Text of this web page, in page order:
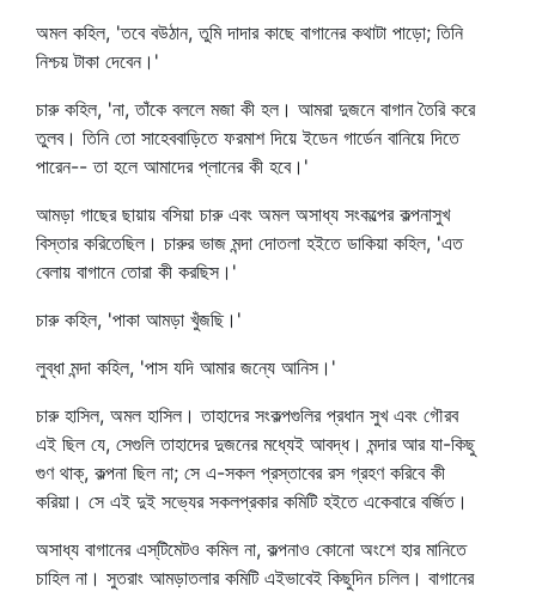
অমল কহিল, 'তবে বউঠান, তুমি দাদার কাছে বাগানের কথাটা পাড়ো; তিনি
নিশ্চয় টাকা দেবেন।'
চারু কহিল, 'না, তাঁকে বললে মজা কী হল। আমরা দুজনে বাগান তৈরি করে
তুলব। তিনি তো সাহেববাড়িতে ফরমাশ দিয়ে ইডেন গার্ডেন বানিয়ে দিতে
পারেন-- তা হলে আমাদের প্লানের কী হবে।'
আমড়া গাছের ছায়ায় বসিয়া চারু এবং অমল অসাধ্য সংকল্পের কল্পনাসুখ
বিস্তার করিতেছিল। চারুর ভাজ মন্দা দোতলা হইতে ডাকিয়া কহিল, 'এত
বেলায় বাগানে তোরা কী করছিস।'
চারু কহিল, 'পাকা আমড়া খুঁজছি।'
লুব্ধা মন্দা কহিল, 'পাস যদি আমার জন্যে আনিস।'
চারু হাসিল, অমল হাসিল। তাহাদের সংকল্পগুলির প্রধান সুখ এবং গৌরব
এই ছিল যে, সেগুলি তাহাদের দুজনের মধ্যেই আবদ্ধ। মন্দার আর যা-কিছু
গুণ থাক্‌, কল্পনা ছিল না; সে এ-সকল প্রস্তাবের রস গ্রহণ করিবে কী
করিয়া। সে এই দুই সভ্যের সকলপ্রকার কমিটি হইতে একেবারে বর্জিত।
অসাধ্য বাগানের এস্‌টিমেটও কমিল না, কল্পনাও কোনো অংশে হার মানিতে
চাহিল না। সুতরাং আমড়াতলার কমিটি এইভাবেই কিছুদিন চলিল। বাগানের